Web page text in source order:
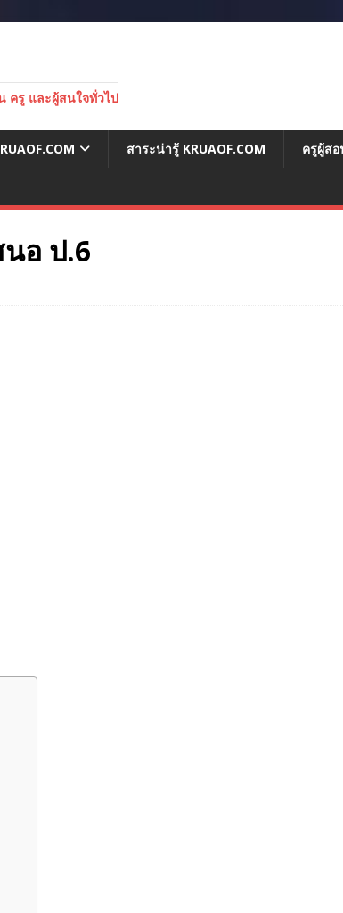
ครู และผู้สนใจทั่วไป
สาระน่ารู้ KRUAOF.COM ครูผู้สอ
อ ป.6